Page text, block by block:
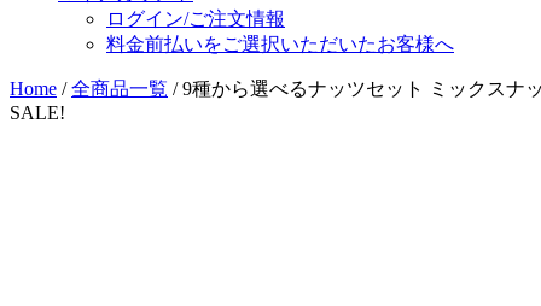
ログイン/ご注文情報
料金前払いをご選択いただいたお客様へ
Home /全商品一覧 / 9種から選べるナッツセット ミックスナ
SALE!